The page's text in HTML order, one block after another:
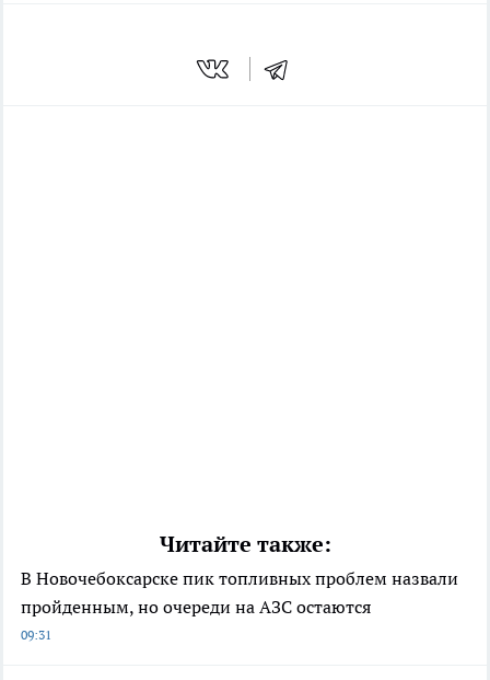
Читайте также:
В Новочебоксарске пик топливных проблем назвали
пройденным, но очереди на АЗС остаются
09:31